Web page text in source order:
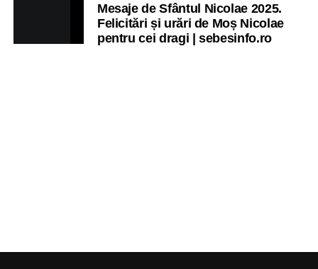
Raica” Sebeș
Sărbătoarea Seniorilor
– festivitatea de
Participă:
Mesaje de Sfântul Nicolae 2025.
Felicitări și urări de Moș Nicolae
pentru cei dragi | sebesinfo.ro